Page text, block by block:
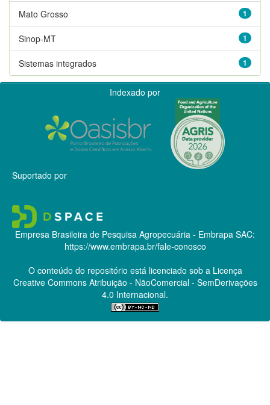
1
Mato Grosso
1
Sinop-MT
1
Sistemas integrados
Indexado por
Suportado por
Empresa Brasileira de Pesquisa Agropecuária - Embrapa SAC:
https://www.embrapa.br/fale-conosco
O conteúdo do repositório está licenciado sob a Licença
Creative CommonsAtribuição - NãoComercial - SemDerivações
4.0 Internacional.